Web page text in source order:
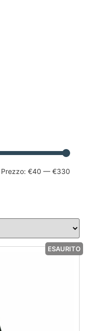
Prezzo: €40 — €330
ESAURITO